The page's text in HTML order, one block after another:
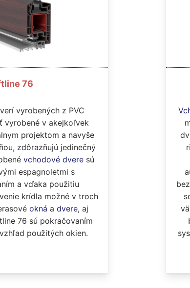
76
vyrobených z PVC
vyrobené v akejkoľvek
projektom a navyše
zdôrazňujú jedinečný
vchodové dvere sú
espagnoletmi s
a vďaka použitiu
krídla možné v troch
okná a dvere, aj
76 sú pokračovaním
použitých okien.